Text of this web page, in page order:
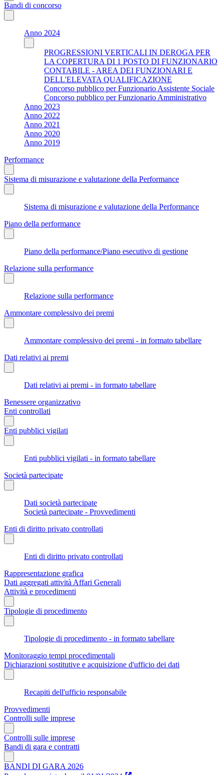
Bandi di concorso
Anno 2024
PROGRESSIONI VERTICALI IN DEROGA PER
LA COPERTURA DI 1 POSTO DI FUNZIONARIO
CONTABILE - AREA DEI FUNZIONARI E
DELL'ELEVATA QUALIFICAZIONE
Concorso pubblico per Funzionario Assistente Sociale
Concorso pubblico per Funzionario Amministrativo
Anno 2023
Anno 2022
Anno 2021
Anno 2020
Anno 2019
Performance
Sistema di misurazione e valutazione della Performance
Sistema di misurazione e valutazione della Performance
Piano della performance
Piano della performance/Piano esecutivo di gestione
Relazione sulla performance
Relazione sulla performance
Ammontare complessivo dei premi
Ammontare complessivo dei premi - in formato tabellare
Dati relativi ai premi
Dati relativi ai premi - in formato tabellare
Benessere organizzativo
Enti controllati
Enti pubblici vigilati
Enti pubblici vigilati - in formato tabellare
Società partecipate
Dati società partecipate
Società partecipate - Provvedimenti
Enti di diritto privato controllati
Enti di diritto privato controllati
Rappresentazione grafica
Dati aggregati attività Affari Generali
Attività e procedimenti
Tipologie di procedimento
Tipologie di procedimento - in formato tabellare
Monitoraggio tempi procedimentali
Dichiarazioni sostitutive e acquisizione d'ufficio dei dati
Recapiti dell'ufficio responsabile
Provvedimenti
Controlli sulle imprese
Controlli sulle imprese
Bandi di gara e contratti
BANDI DI GARA 2026